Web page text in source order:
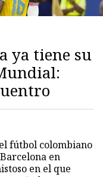
ya tiene su
fútbol colombiano
en
en el que